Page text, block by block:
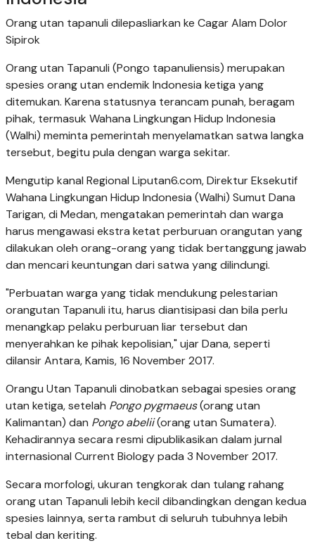
Orang utan tapanuli dilepasliarkan ke Cagar Alam Dolor
Sipirok
Orang utan Tapanuli (Pongo tapanuliensis) merupakan
spesies orang utan endemik Indonesia ketiga yang
ditemukan. Karena statusnya terancam punah, beragam
pihak, termasuk Wahana Lingkungan Hidup Indonesia
(Walhi) meminta pemerintah menyelamatkan satwa langka
tersebut, begitu pula dengan warga sekitar.
Mengutip kanal Regional Liputan6.com, Direktur Eksekutif
Wahana Lingkungan Hidup Indonesia (Walhi) Sumut Dana
Tarigan, di Medan, mengatakan pemerintah dan warga
harus mengawasi ekstra ketat perburuan orangutan yang
dilakukan oleh orang-orang yang tidak bertanggung jawab
dan mencari keuntungan dari satwa yang dilindungi.
"Perbuatan warga yang tidak mendukung pelestarian
orangutan Tapanuli itu, harus diantisipasi dan bila perlu
menangkap pelaku perburuan liar tersebut dan
menyerahkan ke pihak kepolisian," ujar Dana, seperti
dilansir Antara, Kamis, 16 November 2017.
Orangu Utan Tapanuli dinobatkan sebagai spesies orang
utan ketiga, setelah Pongo pygmaeus(orang utan
Kalimantan) dan Pongo abelii(orang utan Sumatera).
Kehadirannya secara resmi dipublikasikan dalam jurnal
internasional Current Biology pada 3 November 2017.
Secara morfologi, ukuran tengkorak dan tulang rahang
orang utan Tapanuli lebih kecil dibandingkan dengan kedua
spesies lainnya, serta rambut di seluruh tubuhnya lebih
tebal dan keriting.